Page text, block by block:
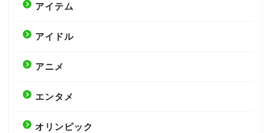
アイテム
アイドル
アニメ
エンタメ
オリンピック